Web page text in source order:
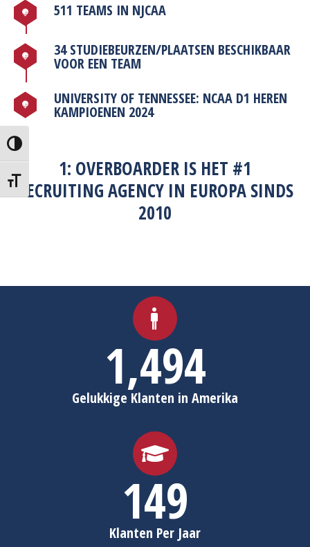
Toggle High Contrast
Toggle Font size
511 TEAMS IN NJCAA
34 STUDIEBEURZEN/PLAATSEN BESCHIKBAAR
VOOR EEN TEAM
UNIVERSITY OF TENNESSEE: NCAA D1 HEREN
KAMPIOENEN 2024
1: OVERBOARDER IS HET #1
RECRUITING AGENCY IN EUROPA SINDS
2010
1,498
Gelukkige Klanten in Amerika
150
Klanten Per Jaar